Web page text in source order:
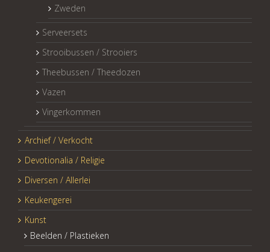
Zweden
Serveersets
Strooibussen / Strooiers
Theebussen / Theedozen
Vazen
Vingerkommen
Archief / Verkocht
Devotionalia / Religie
Diversen / Allerlei
Keukengerei
Kunst
Beelden / Plastieken